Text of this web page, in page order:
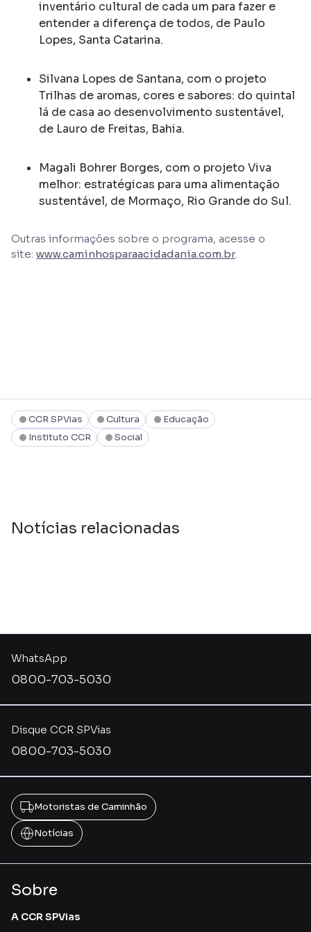
inventário cultural de cada um para fazer e
entender a diferença de todos, de Paulo
Lopes, Santa Catarina.
Silvana Lopes de Santana, com o projeto
Trilhas de aromas, cores e sabores: do quintal
lá de casa ao desenvolvimento sustentável,
de Lauro de Freitas, Bahia.
Magali Bohrer Borges, com o projeto Viva
melhor: estratégicas para uma alimentação
sustentável, de Mormaço, Rio Grande do Sul.
Outras informações sobre o programa, acesse o
site: www.caminhosparaacidadania.com.br.
CCR SPVias Cultura
Educação
Instituto CCR
Social
Notícias relacionadas
Disque CCR SPVias
0800-703-5030
WhatsApp
0800-703-5030
Motoristas de Caminhão
Notícias
Sobre
A CCR SPVias